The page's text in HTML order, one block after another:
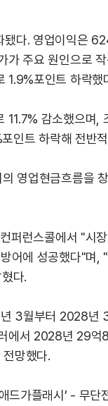
됐다. 영업이익은
가 주요 원인으로
1.9%포인트 하락했
감소했으며,
인트 하락해 전반
영업현금흐름을
런스콜에서 "시
어에 성공했다"며
다.
3월부터 2028년
에서 2028년 29
망했다.
드가플래시’ - 무단